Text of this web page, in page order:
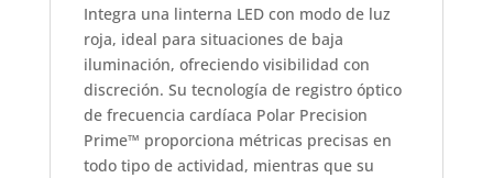
Integra una linterna LED con modo de luz
roja, ideal para situaciones de baja
iluminación, ofreciendo visibilidad con
discreción. Su tecnología de registro óptico
de frecuencia cardíaca Polar Precision
Prime™ proporciona métricas precisas en
todo tipo de actividad, mientras que su